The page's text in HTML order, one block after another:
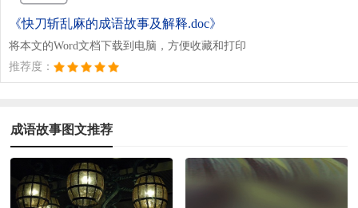
《快刀斩乱麻的成语故事及解释.doc》
将本文的Word文档下载到电脑，方便收藏和打印
推荐度：
成语故事图文推荐